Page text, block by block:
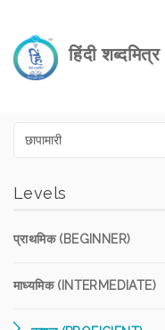
हिंदी शब्दमित्र
Levels
प्राथमिक (BEGINNER)
माध्यमिक (INTERMEDIATE)